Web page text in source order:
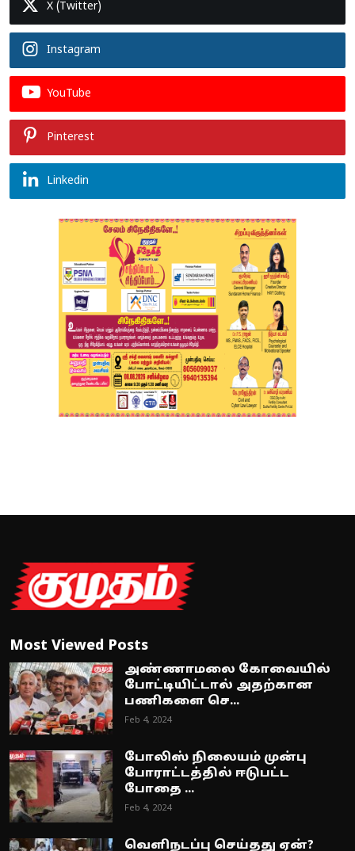
X (Twitter)
Instagram
YouTube
Pinterest
Linkedin
Most Viewed Posts
அண்ணாமலை கோவையில்
போட்டியிட்டால் அதற்கான
பணிகளை செ...
Feb 4, 2024
போலிஸ் நிலையம் முன்பு
போராட்டத்தில் ஈடுபட்ட
போதை ...
Feb 4, 2024
வெளிநடப்பு செய்தது ஏன்?